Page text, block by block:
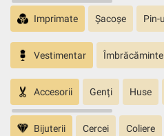
Imprimate Șacoșe Pin-
Vestimentar Îmbrăcăminte
Accesorii Genți Huse
Bijuterii Cercei Coliere